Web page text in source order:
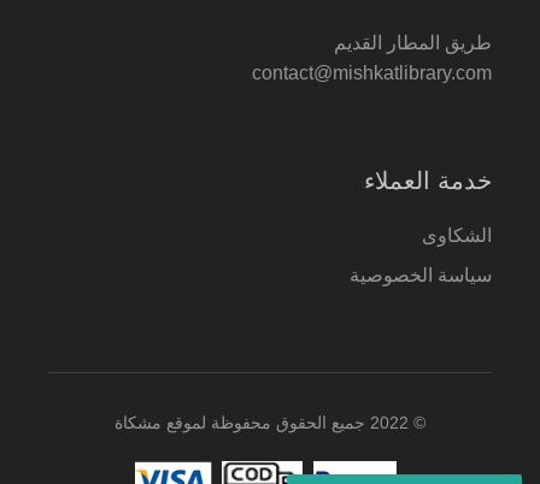
طريق المطار القديم
contact@mishkatlibrary.com
خدمة العملاء
الشكاوى
سياسة الخصوصية
© 2022 جميع الحقوق محفوظة لموقع مشكاة